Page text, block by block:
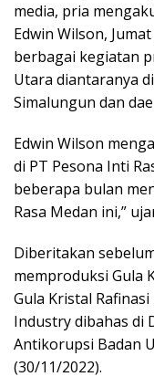
media, pria
Edwin Wilson,
berbagai kegiatan
Utara diantaranya
Simalungun dan
Edwin Wilson
di PT Pesona Inti
beberapa bulan
Rasa Medan ini,”
Diberitakan
memproduksi Gula
Gula Kristal Rafinasi
Industry dibahas di
Antikorupsi Badan
(30/11/2022).